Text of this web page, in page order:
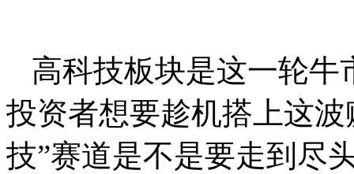
高科技板块是这一轮牛
投资者想要趁机搭上这
技”赛道是不是要走到尽